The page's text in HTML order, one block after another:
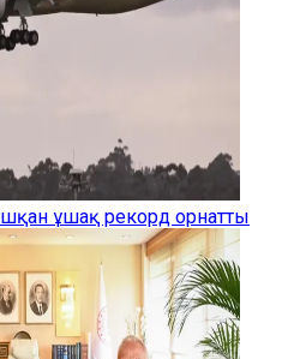
ұшақ рекорд орнатты